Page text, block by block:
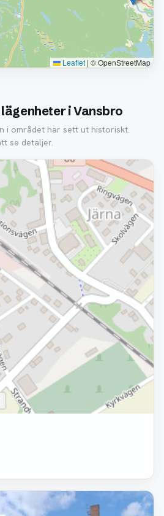
Leaflet | © OpenStreetMap
i Vansbro
i området har sett ut historiskt.
se detaljer.